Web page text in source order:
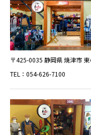
〒425-0035 静岡県 焼津市
TEL：054-626-7100